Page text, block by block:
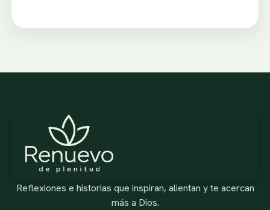
Reflexiones e historias que inspiran, alientan y te acercan
más a Dios.